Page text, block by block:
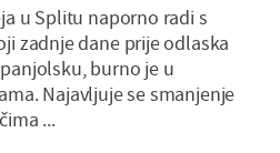
u Splitu naporno radi s
zadnje dane prije odlaska
burno je u
Najavljuje se smanjenje
...